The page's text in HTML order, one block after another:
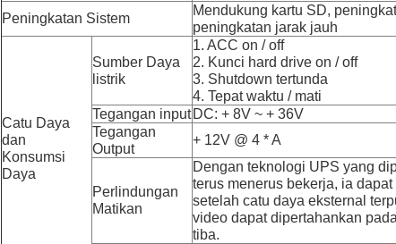
Peningkatan Sistem
Mendukung kartu SD,
peningkatan jarak jauh
Catu Daya
dan
Konsumsi
Daya
Sumber Daya
listrik
1. ACC on / off
2. Kunci hard drive on / off
3. Shutdown tertunda
4. Tepat waktu / mati
Tegangan input DC: + 8V ~ + 36V
Tegangan
Output
+ 12V @ 4 * A
Perlindungan
Matikan
Dengan teknologi UPS yang
terus menerus bekerja, ia
setelah catu daya eksternal
video dapat dipertahankan
tiba.